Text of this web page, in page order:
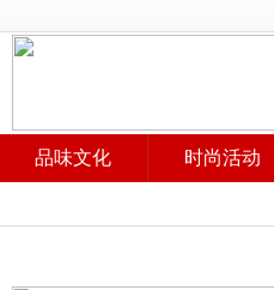
品味文化 时尚活动